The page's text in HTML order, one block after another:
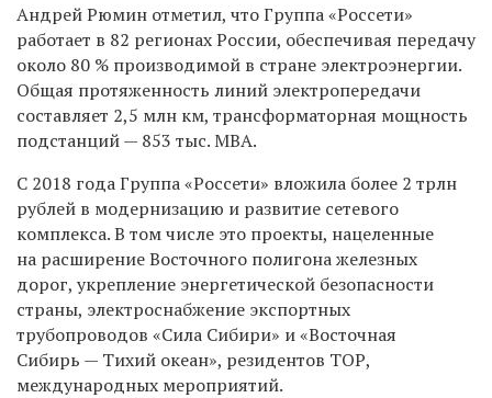
Андрей Рюмин отметил, что Группа «Россети»
работает в 82 регионах России, обеспечивая передачу
около 80 % производимой в стране электроэнергии.
Общая протяженность линий электропередачи
составляет 2,5 млн км, трансформаторная мощность
подстанций — 853 тыс. МВА.
С 2018 года Группа «Россети» вложила более 2 трлн
рублей в модернизацию и развитие сетевого
комплекса. В том числе это проекты, нацеленные
на расширение Восточного полигона железных
дорог, укрепление энергетической безопасности
страны, электроснабжение экспортных
трубопроводов «Сила Сибири» и «Восточная
Сибирь — Тихий океан», резидентов ТОР,
международных мероприятий.